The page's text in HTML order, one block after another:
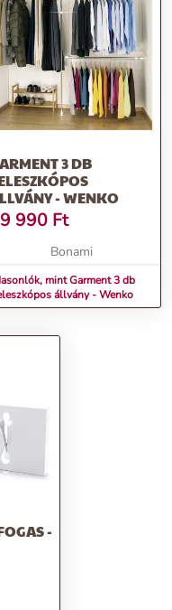
3 DB
- WENKO
990 Ft
Bonami
mint Garment 3 db
állvány - Wenko
-